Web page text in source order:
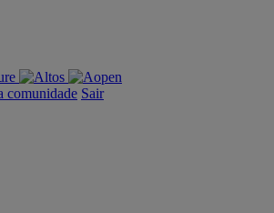
comunidade Sair